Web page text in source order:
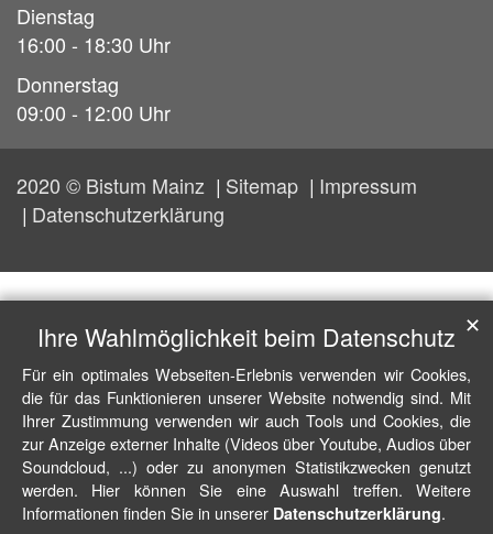
Dienstag
16:00 - 18:30 Uhr
Donnerstag
09:00 - 12:00 Uhr
2020 © Bistum Mainz Sitemap
Impressum
Datenschutzerklärung
Ihre Wahlmöglichkeit beim Datenschutz
Für ein optimales Webseiten-Erlebnis verwenden wir Cookies,
die für das Funktionieren unserer Website notwendig sind. Mit
Ihrer Zustimmung verwenden wir auch Tools und Cookies, die
zur Anzeige externer Inhalte (Videos über Youtube, Audios über
Soundcloud, ...) oder zu anonymen Statistikzwecken genutzt
werden. Hier können Sie eine Auswahl treffen. Weitere
Informationen finden Sie in unserer Datenschutzerklärung.
✕